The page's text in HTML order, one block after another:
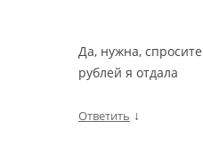
Да, нужна,
рублей я отдала
Ответить ↓